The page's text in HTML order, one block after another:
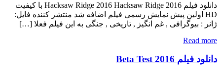
دانلود فیلم Hacksaw Ridge 2016 Hacksaw Ridge 2016 با کیفیت
HD اولین پیش نمایش رسمی فیلم اضافه شد منتشر کننده فایل:
ژانر : بیوگرافی , غم انگیز , تاریخی , جنگی به این فیلم فعلا […]
Read more
دانلود فیلم Beta Test 2016